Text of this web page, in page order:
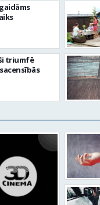
triumfē